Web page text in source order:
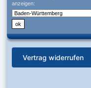
anzeigen:
Vertrag widerrufen